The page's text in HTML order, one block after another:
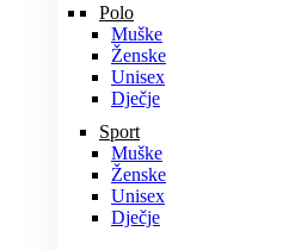
Polo
Muške
Ženske
Unisex
Dječje
Sport
Muške
Ženske
Unisex
Dječje